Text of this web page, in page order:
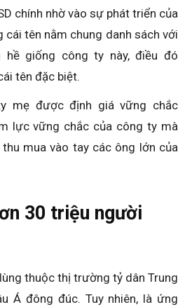
chính nhờ vào sự phát triển của
cái tên nằm chung danh sách với
hề giống công ty này, điều đó
tên đặc biệt.
mẹ được định giá vững chắc
lực vững chắc của công ty mà
mua vào tay các ông lớn của
30 triệu người
thuộc thị trường tỷ dân Trung
Á đông đúc. Tuy nhiên, là ứng